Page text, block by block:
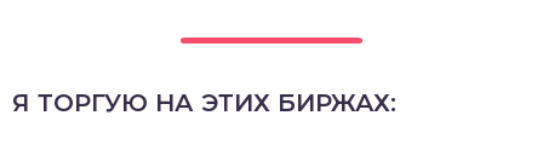
Я ТОРГУЮ НА ЭТИХ БИРЖАХ: